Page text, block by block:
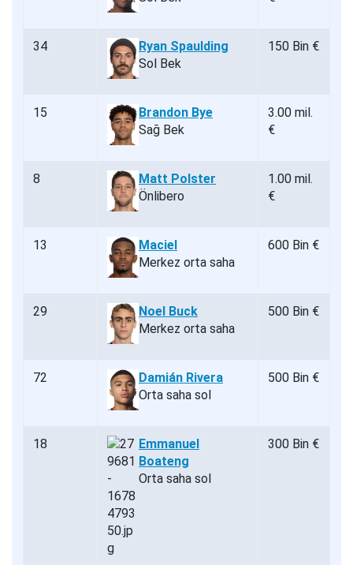
34
Ryan Spaulding
Sol Bek
150 Bin €
15
Brandon Bye
Sağ Bek
3.00 mil.
€
8
Matt Polster
Önlibero
1.00 mil.
€
13
Maciel
Merkez orta saha
600 Bin €
29
Noel Buck
Merkez orta saha
500 Bin €
72
Damián Rivera
Orta saha sol
500 Bin €
18
Emmanuel
Boateng
Orta saha sol
300 Bin €